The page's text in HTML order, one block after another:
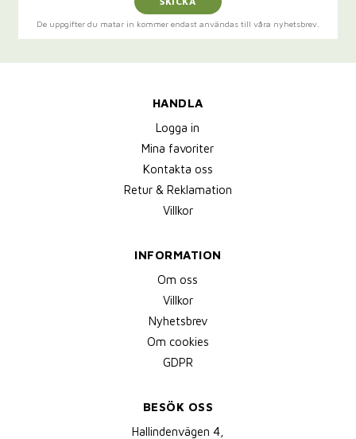
De uppgifter du matar in kommer endast användas till våra nyhetsbrev.
HANDLA
Logga in
Mina favoriter
Kontakta oss
Retur & Reklamation
Villkor
INFORMATION
Om oss
Villkor
Nyhetsbrev
Om cookies
GDPR
BESÖK OSS
Hallindenvägen 4,